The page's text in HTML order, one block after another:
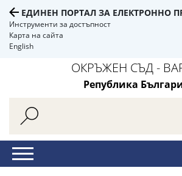
ЕДИНЕН ПОРТАЛ ЗА ЕЛЕКТРОННО
Инструменти за достъпност
Карта на сайта
English
ОКРЪЖЕН СЪД -
Република